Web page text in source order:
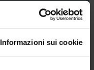
Informazioni sui cookie